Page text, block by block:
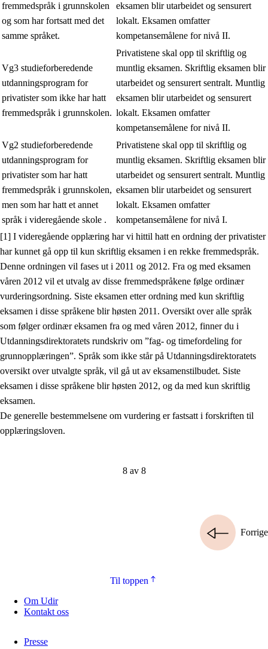
fremmedspråk i grunnskolen
og som har fortsatt med det
samme språket.
eksamen blir utarbeidet og sensurert
lokalt. Eksamen omfatter
kompetansemålene for nivå II.
Vg3 studieforberedende
utdanningsprogram for
privatister som ikke har hatt
fremmedspråk i grunnskolen.
Privatistene skal opp til skriftlig og
muntlig eksamen. Skriftlig eksamen blir
utarbeidet og sensurert sentralt. Muntlig
eksamen blir utarbeidet og sensurert
lokalt. Eksamen omfatter
kompetansemålene for nivå II.
Vg2 studieforberedende
utdanningsprogram for
privatister som har hatt
fremmedspråk i grunnskolen,
men som har hatt et annet
språk i videregående skole .
Privatistene skal opp til skriftlig og
muntlig eksamen. Skriftlig eksamen blir
utarbeidet og sensurert sentralt. Muntlig
eksamen blir utarbeidet og sensurert
lokalt. Eksamen omfatter
kompetansemålene for nivå I.
[1] I videregående opplæring har vi hittil hatt en ordning der privatister
har kunnet gå opp til kun skriftlig eksamen i en rekke fremmedspråk.
Denne ordningen vil fases ut i 2011 og 2012. Fra og med eksamen
våren 2012 vil et utvalg av disse fremmedspråkene følge ordinær
vurderingsordning. Siste eksamen etter ordning med kun skriftlig
eksamen i disse språkene blir høsten 2011. Oversikt over alle språk
som følger ordinær eksamen fra og med våren 2012, finner du i
Utdanningsdirektoratets rundskriv om ”fag- og timefordeling for
grunnopplæringen”. Språk som ikke står på Utdanningsdirektoratets
oversikt over utvalgte språk, vil gå ut av eksamenstilbudet. Siste
eksamen i disse språkene blir høsten 2012, og da med kun skriftlig
eksamen.
De generelle bestemmelsene om vurdering er fastsatt i forskriften til
opplæringsloven.
8 av 8
Forrige
Til toppen
Om Udir
Kontakt oss
Presse